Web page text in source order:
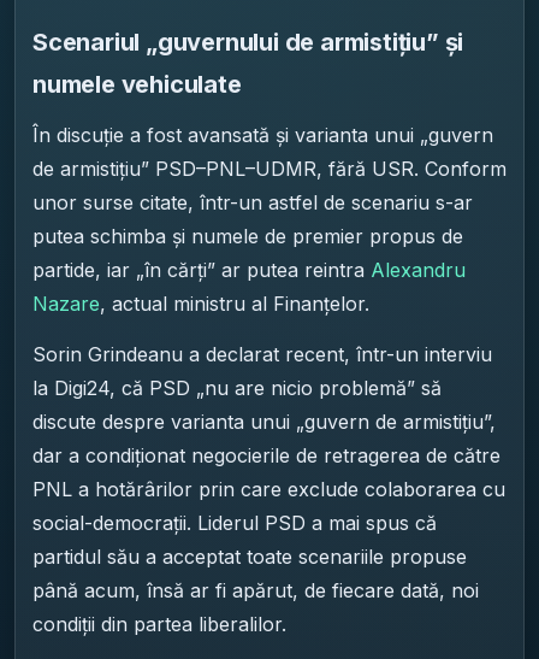
Scenariul „guvernului de armistițiu” și
numele vehiculate
În discuție a fost avansată și varianta unui „guvern
de armistițiu” PSD–PNL–UDMR, fără USR. Conform
unor surse citate, într-un astfel de scenariu s-ar
putea schimba și numele de premier propus de
partide, iar „în cărți” ar putea reintra Alexandru
Nazare, actual ministru al Finanțelor.
Sorin Grindeanu a declarat recent, într-un interviu
la Digi24, că PSD „nu are nicio problemă” să
discute despre varianta unui „guvern de armistițiu”,
dar a condiționat negocierile de retragerea de către
PNL a hotărârilor prin care exclude colaborarea cu
social-democrații. Liderul PSD a mai spus că
partidul său a acceptat toate scenariile propuse
până acum, însă ar fi apărut, de fiecare dată, noi
condiții din partea liberalilor.